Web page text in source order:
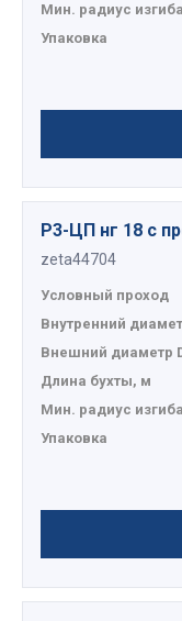
Мин. радиус
Упаковка
Р3-ЦП нг 18 с
zeta44704
Условный проход
Внутренний
Внешний диаметр
Длина бухты, м
Мин. радиус
Упаковка